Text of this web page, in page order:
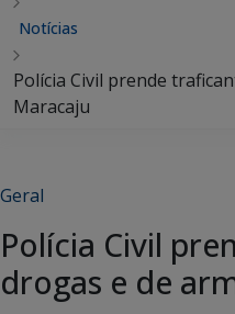
Notícias
Polícia Civil prende
Maracaju
Geral
Polícia Civil
drogas e de